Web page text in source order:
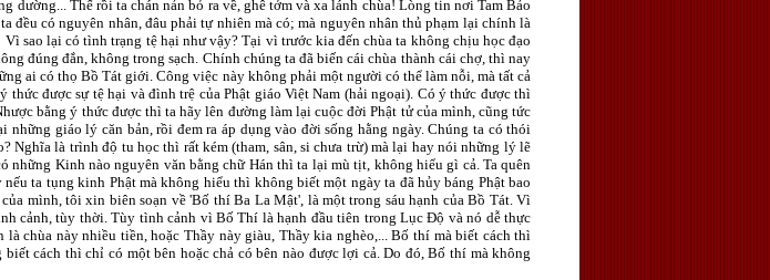
Thế rồi ta chán nản bỏ ra về, ghê tởm và xa lánh chùa! Lòng tin nơi Tam Bảo
đều có nguyên nhân, đâu phải tự nhiên mà có; mà nguyên nhân thủ phạm lại chính là
sao lại có tình trạng tệ hại như vậy? Tại vì trước kia đến chùa ta không chịu học đạo
đúng đắn, không trong sạch. Chính chúng ta đã biến cái chùa thành cái chợ, thì nay
ai có thọ Bồ Tát giới. Công việc này không phải một người có thể làm nỗi, mà tất cả
được sự tệ hại và đình trệ của Phật giáo Việt Nam (hải ngoại). Có ý thức được thì
bằng ý thức được thì ta hãy lên đường làm lại cuộc đời Phật tử của mình, cũng tức
giáo lý căn bản, rồi đem ra áp dụng vào đời sống hằng ngày. Chúng ta có thói
Nghĩa là trình độ tu học thì rất kém (tham, sân, si chưa trừ) mà lại hay nói những lý lẽ
Kinh nào nguyên văn bằng chữ Hán thì ta lại mù tịt, không hiểu gì cả. Ta quên
ta tụng kinh Phật mà không hiểu thì không biết một ngày ta đã hủy báng Phật bao
mình, tôi xin biên soạn về 'Bố thí Ba La Mật', là một trong sáu hạnh của Bồ Tát. Vì
cảnh, tùy thời. Tùy tình cảnh vì Bố Thí là hạnh đầu tiên trong Lục Ðộ và nó dễ thực
chùa này nhiều tiền, hoặc Thầy này giàu, Thầy kia nghèo,... Bố thí mà biết cách thì
cách thì chỉ có một bên hoặc chả có bên nào được lợi cả. Do đó, Bố thí mà không